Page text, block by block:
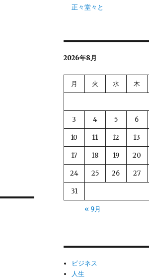
正々堂々と
2026年8月
月 火 水 木
3 4 5 6
10 11 12 13
17 18 19 20
24 25 26 27
31
« 9月
ビジネス
人生